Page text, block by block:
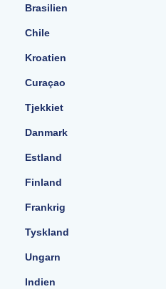
Brasilien
Chile
Kroatien
Curaçao
Tjekkiet
Danmark
Estland
Finland
Frankrig
Tyskland
Ungarn
Indien